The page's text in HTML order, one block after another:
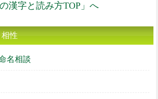
漢字と読み方TOP」へ
性
名相談